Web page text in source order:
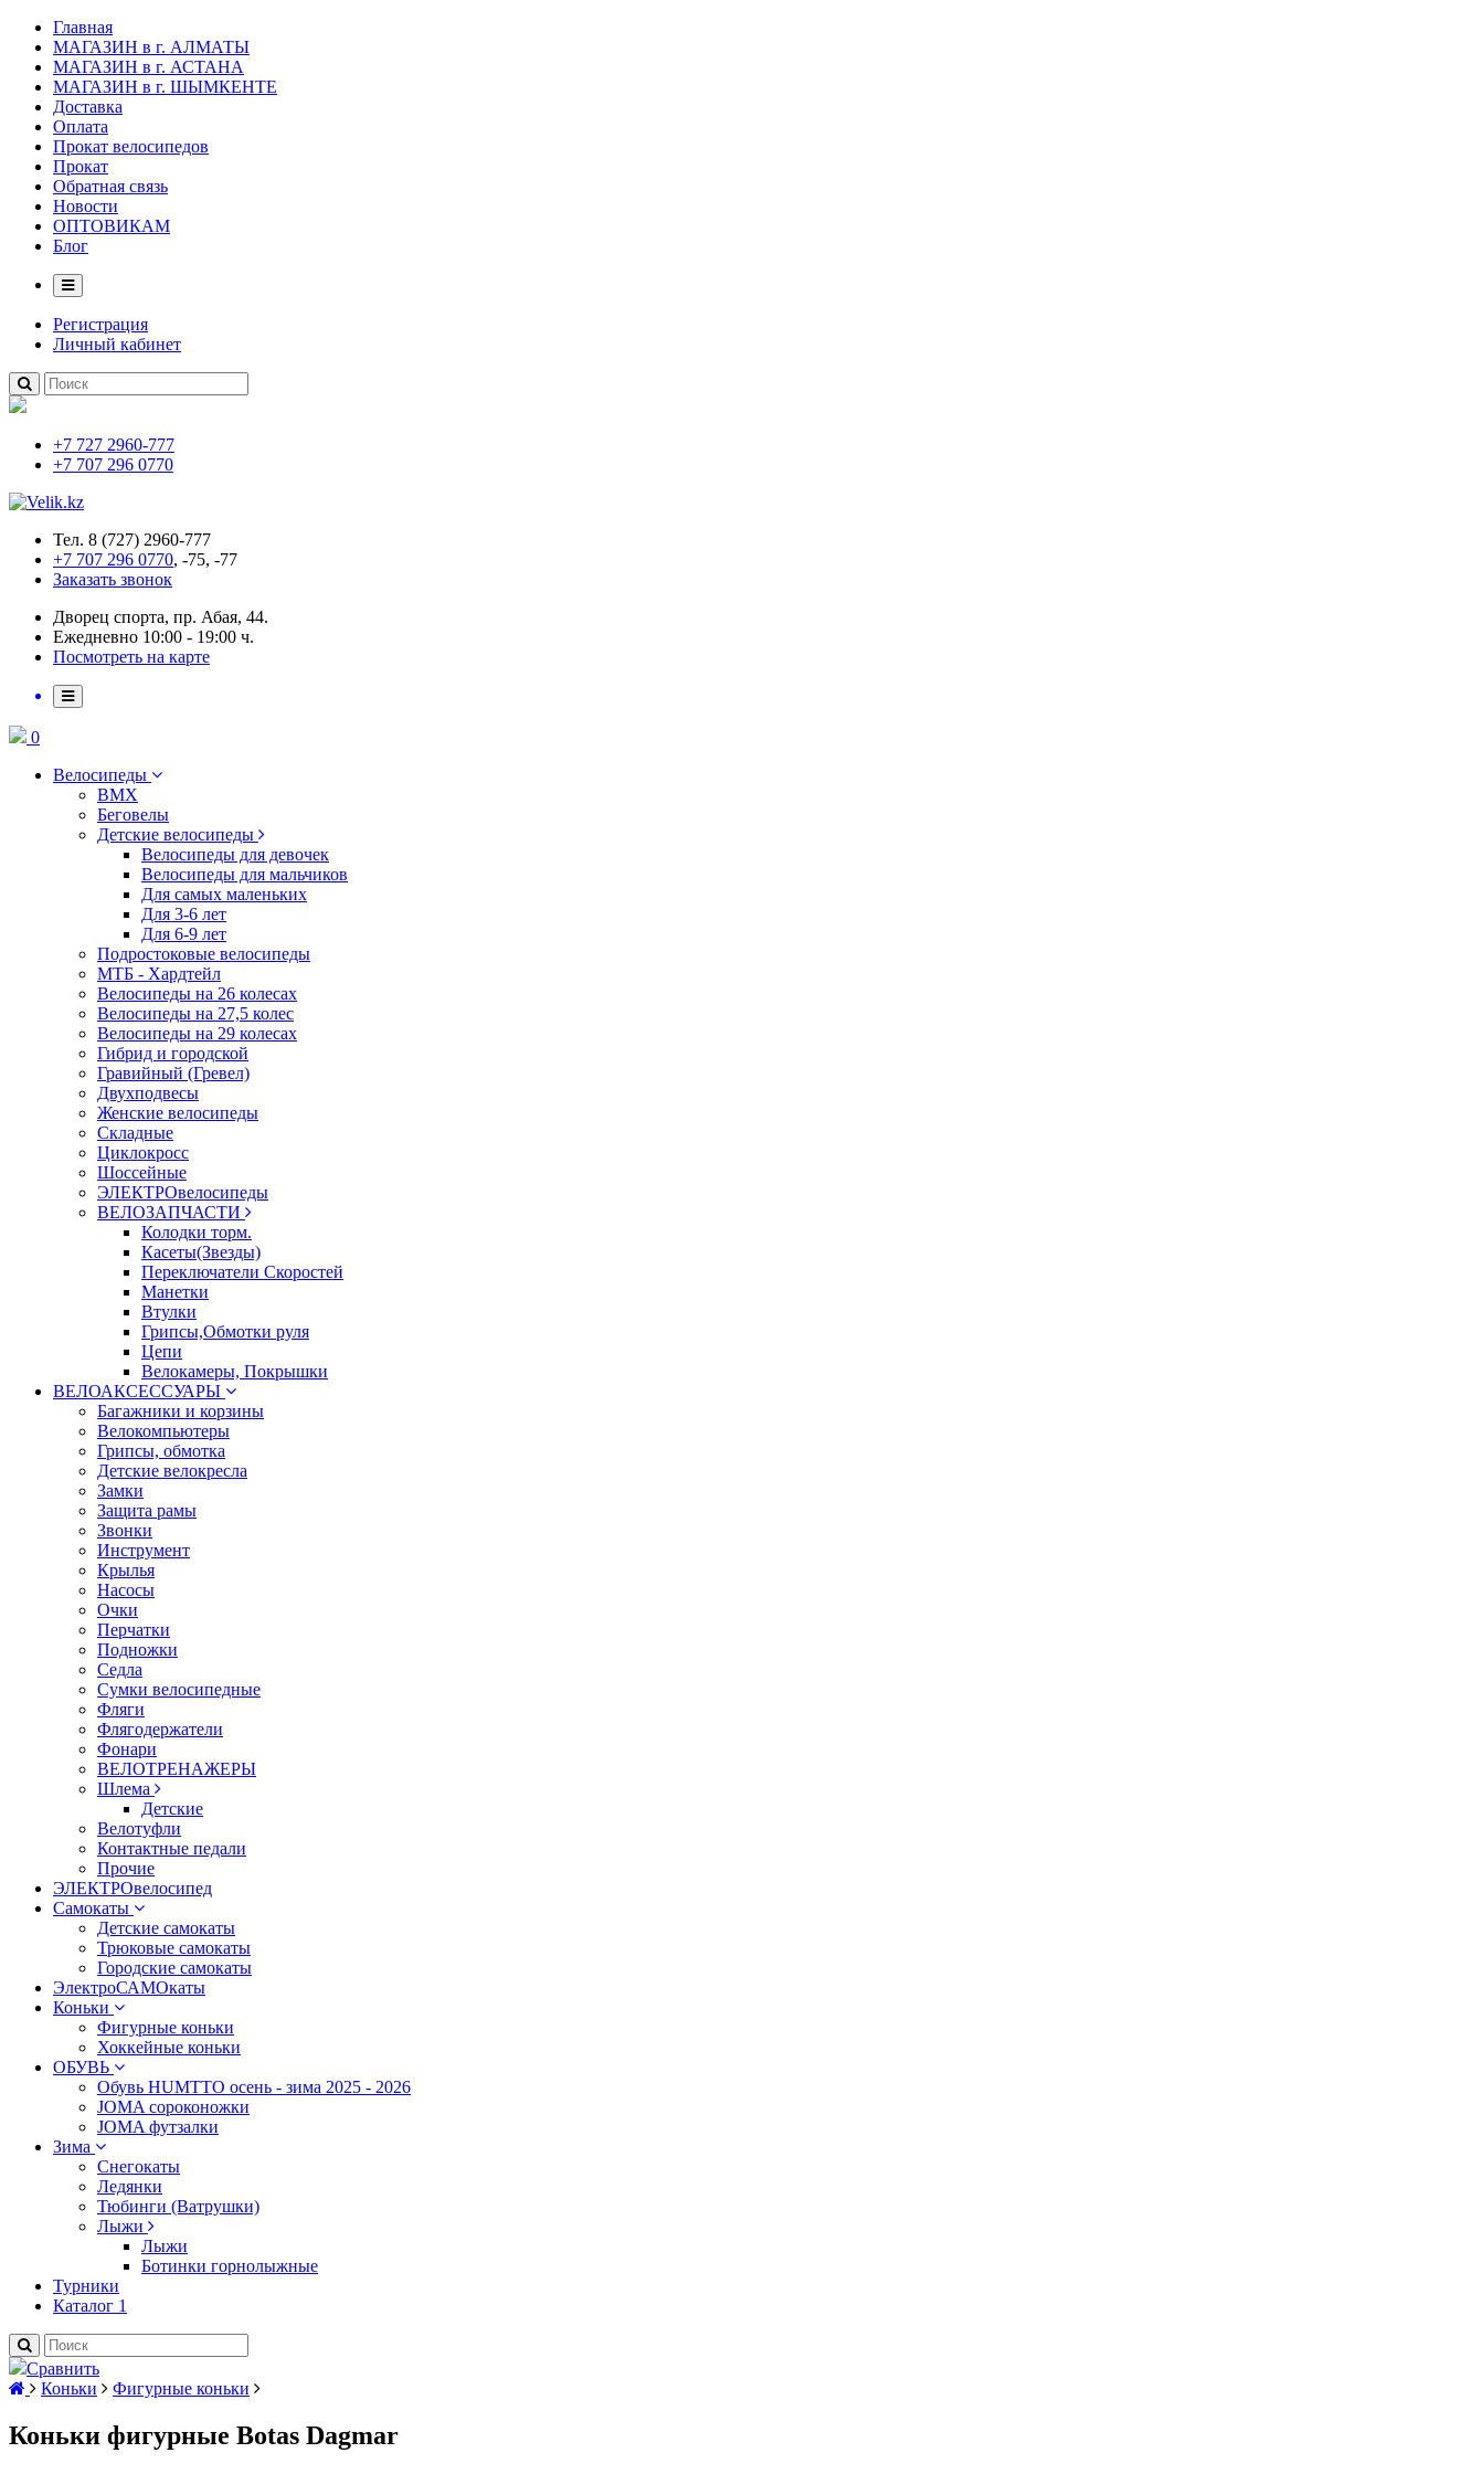
Главная
МАГАЗИН в г. АЛМАТЫ
МАГАЗИН в г. АСТАНА
МАГАЗИН в г. ШЫМКЕНТЕ
Доставка
Оплата
Прокат велосипедов
Прокат
Обратная связь
Новости
ОПТОВИКАМ
Блог
Регистрация
Личный кабинет
+7 727 2960-777
+7 707 296 0770
Тел. 8 (727) 2960-777
+7 707 296 0770, -75, -77
Заказать звонок
Дворец спорта, пр. Абая, 44.
Ежедневно 10:00 - 19:00 ч.
Посмотреть на карте
0
Велосипеды
BMX
Беговелы
Детские велосипеды
Велосипеды для девочек
Велосипеды для мальчиков
Для самых маленьких
Для 3-6 лет
Для 6-9 лет
Подростоковые велосипеды
МТБ - Хардтейл
Велосипеды на 26 колесах
Велосипеды на 27,5 колес
Велосипеды на 29 колесах
Гибрид и городской
Гравийный (Гревел)
Двухподвесы
Женские велосипеды
Складные
Циклокросс
Шоссейные
ЭЛЕКТРОвелосипеды
ВЕЛОЗАПЧАСТИ
Колодки торм.
Касеты(Звезды)
Переключатели Скоростей
Манетки
Втулки
Грипсы,Обмотки руля
Цепи
Велокамеры, Покрышки
ВЕЛОАКСЕССУАРЫ
Багажники и корзины
Велокомпьютеры
Грипсы, обмотка
Детские велокресла
Замки
Защита рамы
Звонки
Инструмент
Крылья
Насосы
Очки
Перчатки
Подножки
Седла
Сумки велосипедные
Фляги
Флягодержатели
Фонари
ВЕЛОТРЕНАЖЕРЫ
Шлема
Детские
Велотуфли
Контактные педали
Прочие
ЭЛЕКТРОвелосипед
Самокаты
Детские самокаты
Трюковые самокаты
Городские самокаты
ЭлектроСАМОкаты
Коньки
Фигурные коньки
Хоккейные коньки
ОБУВЬ
Обувь HUMTTO осень - зима 2025 - 2026
JOMA сороконожки
JOMA футзалки
Зима
Снегокаты
Ледянки
Тюбинги (Ватрушки)
Лыжи
Лыжи
Ботинки горнолыжные
Турники
Каталог 1
Сравнить
Коньки
Фигурные коньки
Коньки фигурные Botas Dagmar